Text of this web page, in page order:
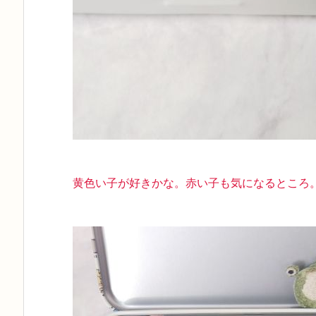
黄色い子が好きかな。赤い子も気になるところ